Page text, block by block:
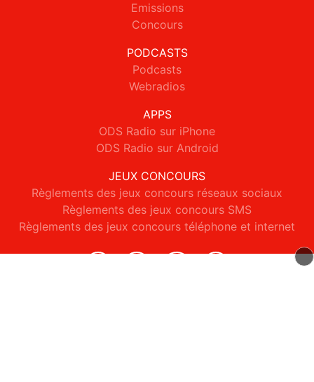
Emissions
Concours
PODCASTS
Podcasts
Webradios
APPS
ODS Radio sur iPhone
ODS Radio sur Android
JEUX CONCOURS
Règlements des jeux concours réseaux sociaux
Règlements des jeux concours SMS
Règlements des jeux concours téléphone et internet